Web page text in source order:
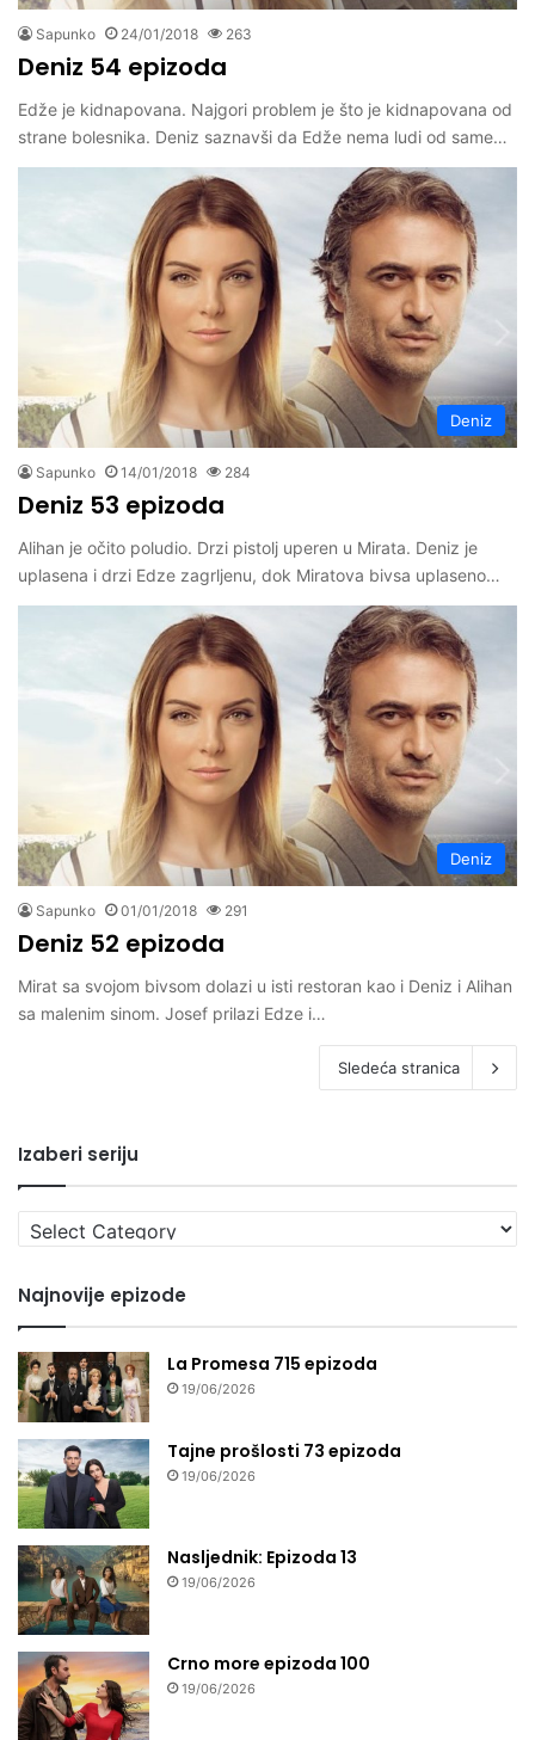
Sapunko 24/01/2018 263
Deniz 54 epizoda
Edže je kidnapovana. Najgori problem je što je kidnapovana od
strane bolesnika. Deniz saznavši da Edže nema ludi od same…
Deniz
Sapunko 14/01/2018 284
Deniz 53 epizoda
Alihan je očito poludio. Drzi pistolj uperen u Mirata. Deniz je
uplasena i drzi Edze zagrljenu, dok Miratova bivsa uplaseno…
Deniz
Sapunko 01/01/2018 291
Deniz 52 epizoda
Mirat sa svojom bivsom dolazi u isti restoran kao i Deniz i Alihan
sa malenim sinom. Josef prilazi Edze i…
Sledeća stranica
Izaberi seriju
Izaberi
seriju
Najnovije epizode
La Promesa 715 epizoda
19/06/2026
Tajne prošlosti 73 epizoda
19/06/2026
Nasljednik: Epizoda 13
19/06/2026
Crno more epizoda 100
19/06/2026